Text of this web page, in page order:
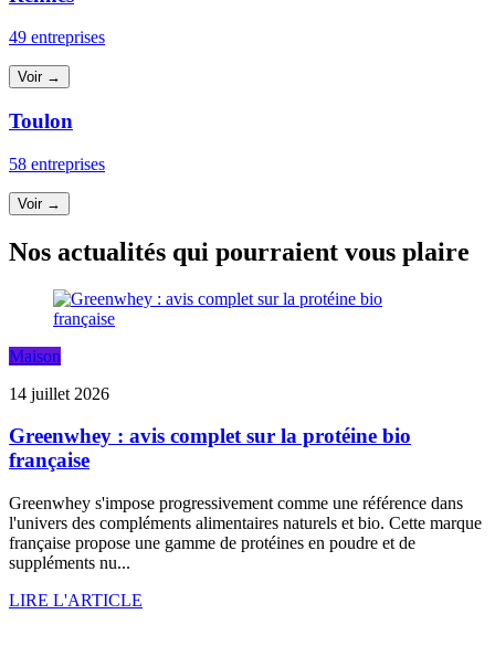
49 entreprises
Voir →
Toulon
58 entreprises
Voir →
Nos actualités qui pourraient vous plaire
Maison
14 juillet 2026
Greenwhey : avis complet sur la protéine bio
française
Greenwhey s'impose progressivement comme une référence dans
l'univers des compléments alimentaires naturels et bio. Cette marque
française propose une gamme de protéines en poudre et de
suppléments nu...
LIRE L'ARTICLE